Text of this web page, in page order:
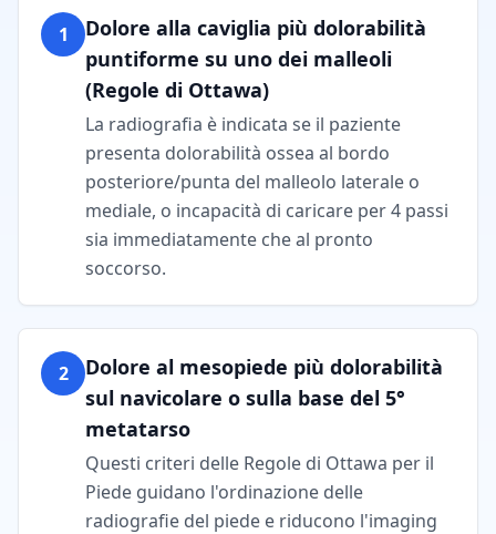
1
Dolore alla caviglia più dolorabilità
puntiforme su uno dei malleoli
(Regole di Ottawa)
La radiografia è indicata se il paziente
presenta dolorabilità ossea al bordo
posteriore/punta del malleolo laterale o
mediale, o incapacità di caricare per 4 passi
sia immediatamente che al pronto
soccorso.
2
Dolore al mesopiede più dolorabilità
sul navicolare o sulla base del 5°
metatarso
Questi criteri delle Regole di Ottawa per il
Piede guidano l'ordinazione delle
radiografie del piede e riducono l'imaging